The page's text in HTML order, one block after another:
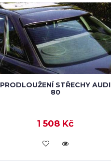
PRODLOUŽENÍ STŘECHY AUDI
80
1 508 Kč
KOUPIT